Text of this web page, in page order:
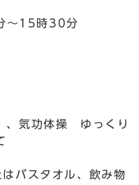
～15時30分
、気功体操 ゆっくり
バスタオル、飲み物